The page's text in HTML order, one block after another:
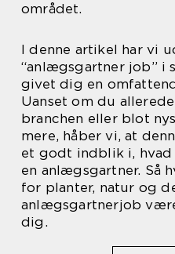
området.
I denne artikel har vi
“anlægsgartner job” i
givet dig en
Uanset om du
branchen eller blot
mere, håber vi, at
et godt indblik i,
en anlægsgartner. Så
for planter, natur og
anlægsgartnerjob
dig.